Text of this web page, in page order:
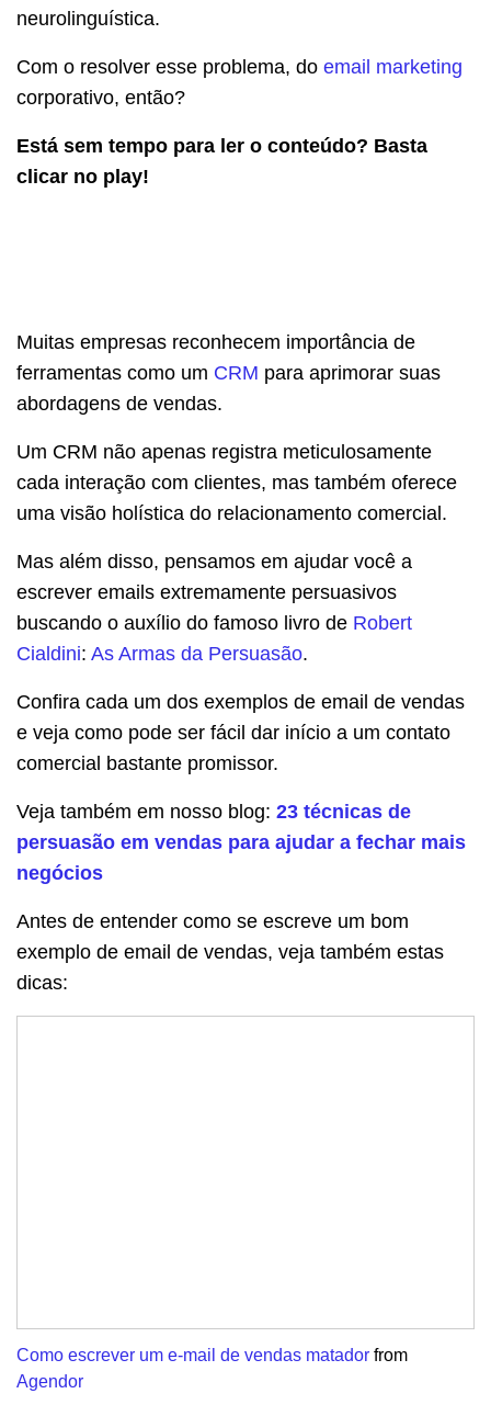
neurolinguística.
Com o resolver esse problema, do email marketing
corporativo, então?
Está sem tempo para ler o conteúdo? Basta
clicar no play!
Muitas empresas reconhecem importância de
ferramentas como um CRM para aprimorar suas
abordagens de vendas.
Um CRM não apenas registra meticulosamente
cada interação com clientes, mas também oferece
uma visão holística do relacionamento comercial.
Mas além disso, pensamos em ajudar você a
escrever emails extremamente persuasivos
buscando o auxílio do famoso livro de Robert
Cialdini: As Armas da Persuasão.
Confira cada um dos exemplos de email de vendas
e veja como pode ser fácil dar início a um contato
comercial bastante promissor.
Veja também em nosso blog: 23 técnicas de
persuasão em vendas para ajudar a fechar mais
negócios
Antes de entender como se escreve um bom
exemplo de email de vendas, veja também estas
dicas:
Como escrever um e-mail de vendas matador from
Agendor